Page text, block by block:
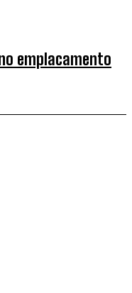
emplacamento